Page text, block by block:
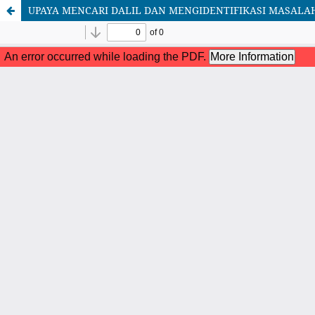
UPAYA MENCARI DALIL DAN MENGIDENTIFIKASI